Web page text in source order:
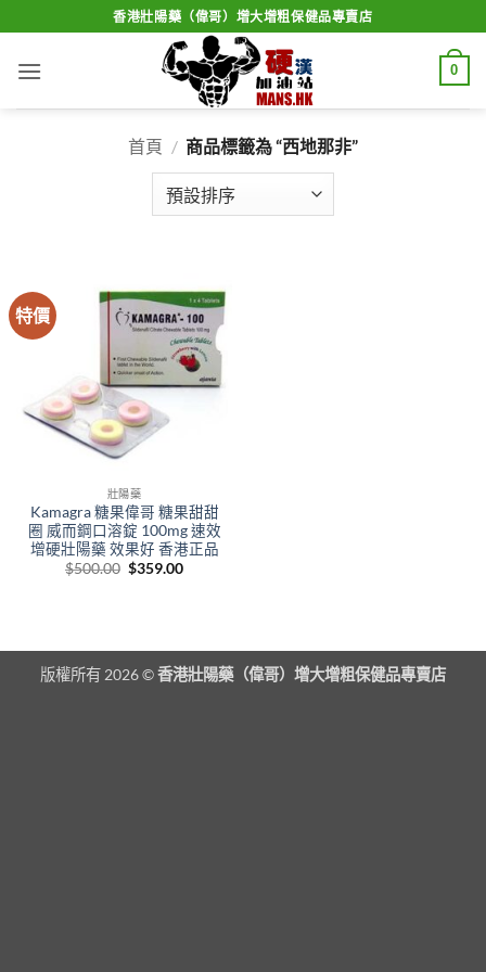
to
content
香港壯陽藥（偉哥）增大增粗保健品專賣店
0
首頁 / 商品標籤為 “西地那非”
特價
壯陽藥
Kamagra 糖果偉哥 糖果甜甜
圈 威而鋼口溶錠 100mg 速效
增硬壯陽藥 效果好 香港正品
$500.00 Original
$359.00Current
版權所有 2026 ©香港壯陽藥（偉哥）增大增粗保健品專賣店